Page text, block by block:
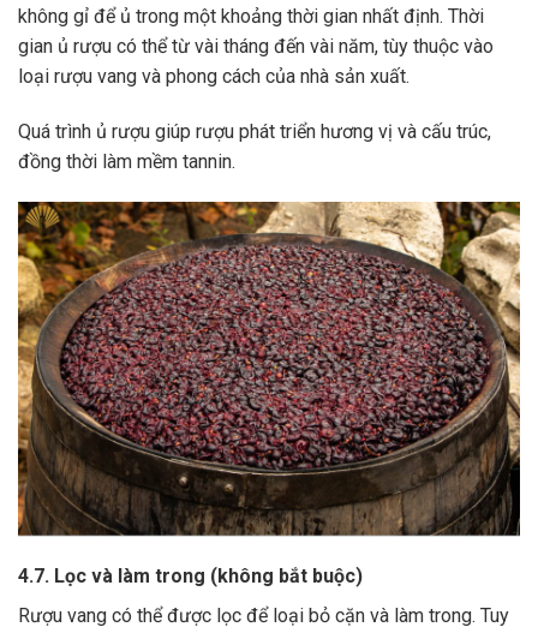
không gỉ để ủ trong một khoảng thời gian nhất định. Thời
gian ủ rượu có thể từ vài tháng đến vài năm, tùy thuộc vào
loại rượu vang và phong cách của nhà sản xuất.
Quá trình ủ rượu giúp rượu phát triển hương vị và cấu trúc,
đồng thời làm mềm tannin.
4.7. Lọc và làm trong (không bắt buộc)
Rượu vang có thể được lọc để loại bỏ cặn và làm trong. Tuy